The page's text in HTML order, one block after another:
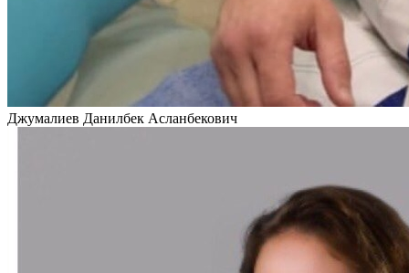
Джумалиев Данилбек Асланбекович